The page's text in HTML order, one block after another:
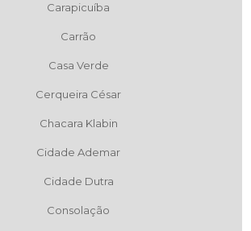
Carapicuíba
Carrão
Casa Verde
Cerqueira César
Chacara Klabin
Cidade Ademar
Cidade Dutra
Consolação